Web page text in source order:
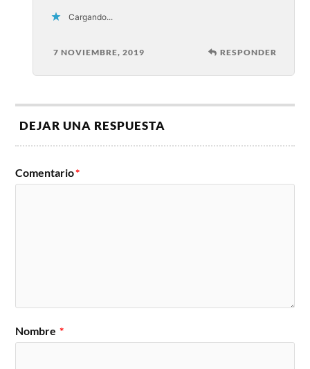
Cargando...
7 NOVIEMBRE, 2019 RESPONDER
DEJAR UNA RESPUESTA
Comentario*
Nombre *